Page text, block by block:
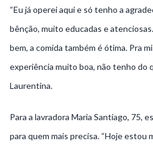
“Eu já operei aqui e só tenho a
bênção, muito educadas e
bem, a comida também é ótima. Pra
experiência muito boa, não tenho do
Laurentina.
Para a lavradora Maria Santiago, 75,
para quem mais precisa. “Hoje estou